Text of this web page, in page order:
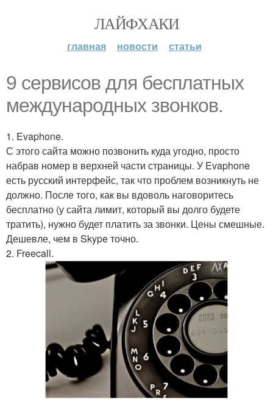
ЛАЙФХАКИ
главная новости статьи
9 сервисов для бесплатных
международных звонков.
1. Evaphone.
С этого сайта можно позвонить куда угодно, просто
набрав номер в верхней части страницы. У Evaphone
есть русский интерфейс, так что проблем возникнуть не
должно. После того, как вы вдоволь наговоритесь
бесплатно (у сайта лимит, который вы долго будете
тратить), нужно будет платить за звонки. Цены смешные.
Дешевле, чем в Skype точно.
2. Freecall.